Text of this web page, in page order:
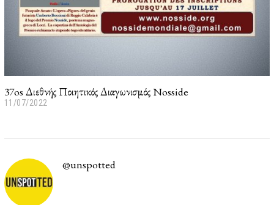
37os Διεθνής Ποιητικός Διαγωνισμός Nosside
11/07/2022
2
0
2
@unspotted